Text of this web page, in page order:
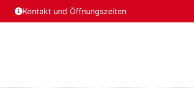
Kontakt und Öffnungszeiten